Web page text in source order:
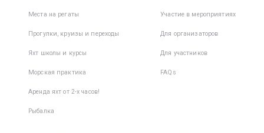
Места на регаты
Прогулки, круизы и переходы
Яхт школы и курсы
Морская практика
Аренда яхт от 2-х часов!
Рыбалка
Участие в мероприятиях
Для организаторов
Для участников
FAQs